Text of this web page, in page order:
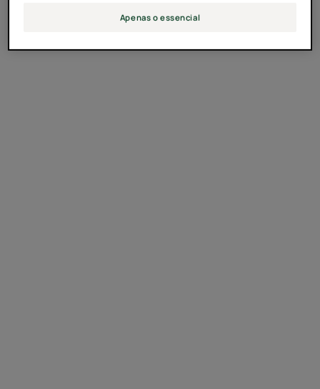
Apenas o essencial